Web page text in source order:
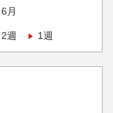
6月
2週 1週